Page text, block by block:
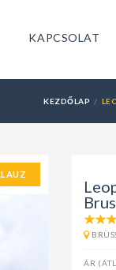
KAPCSOLAT
KEZDŐLAP
ÁR